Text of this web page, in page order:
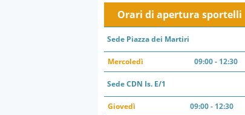
Orari di apertura sportelli
Sede Piazza dei Martiri
Mercoledì 09:00 - 12:30
Sede CDN Is. E/1
Giovedì 09:00 - 12:30